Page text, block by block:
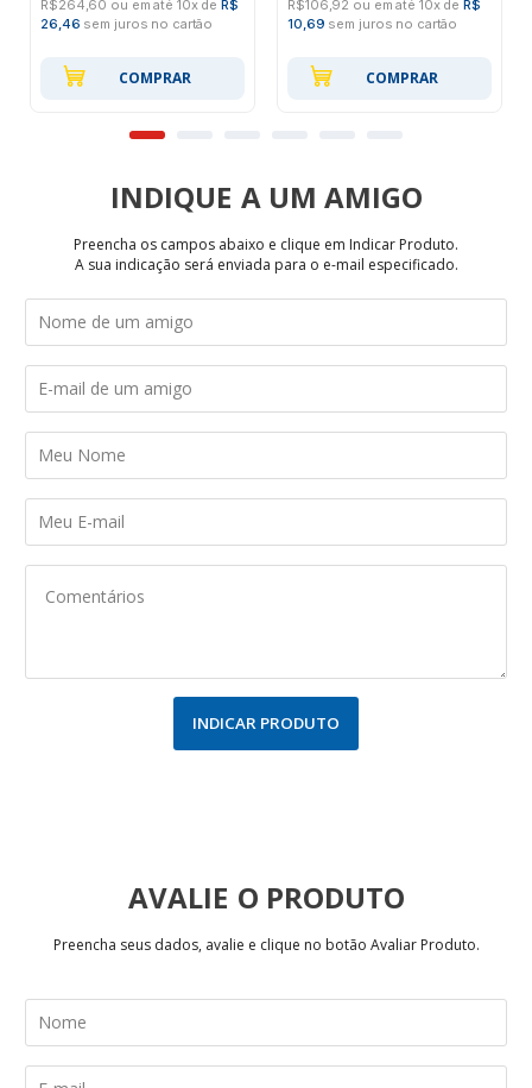
R$264,60 ou em até 10x de R$
26,46 sem juros no cartão
COMPRAR
R$106,92 ou em até 10x de R$
10,69 sem juros no cartão
COMPRAR
INDIQUE
Preencha os campos abaixo e clique em Indicar Produto.
A sua indicação será enviada para o e-mail especificado.
INDICAR PRODUTO
AVALIE
Preencha seus dados, avalie e clique no botão Avaliar Produto.